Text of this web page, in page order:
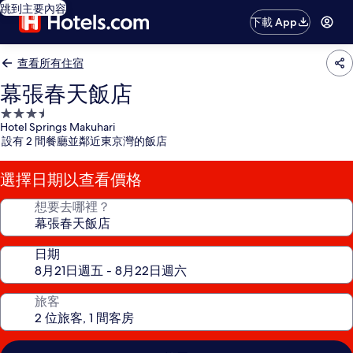
跳到主要內容
下載 App
查看所有住宿
幕張春天飯店
3.5
星
級
住
宿
Hotel Springs Makuhari
設有 2 間餐廳並鄰近東京灣的飯店
選擇日期以查看價格
想要去哪裡？
日期
旅客